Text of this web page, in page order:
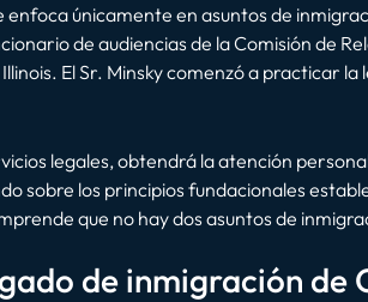
enfoca únicamente en asuntos de
de audiencias de la Comisión de
El Sr. Minsky comenzó a practicar
legales, obtendrá la atención
sobre los principios fundacionales
que no hay dos asuntos de
de inmigración de